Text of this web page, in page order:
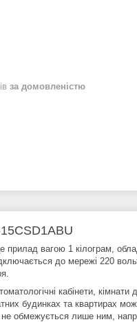
за домовленістю
прилад вагою 1 кілограм,
до мережі 220
кабінети, кімнати
будинках та квартирах
не обмежується лише ним,